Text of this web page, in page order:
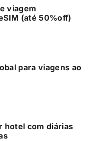
viagem
(até 50%off)
para viagens ao
hotel com diárias